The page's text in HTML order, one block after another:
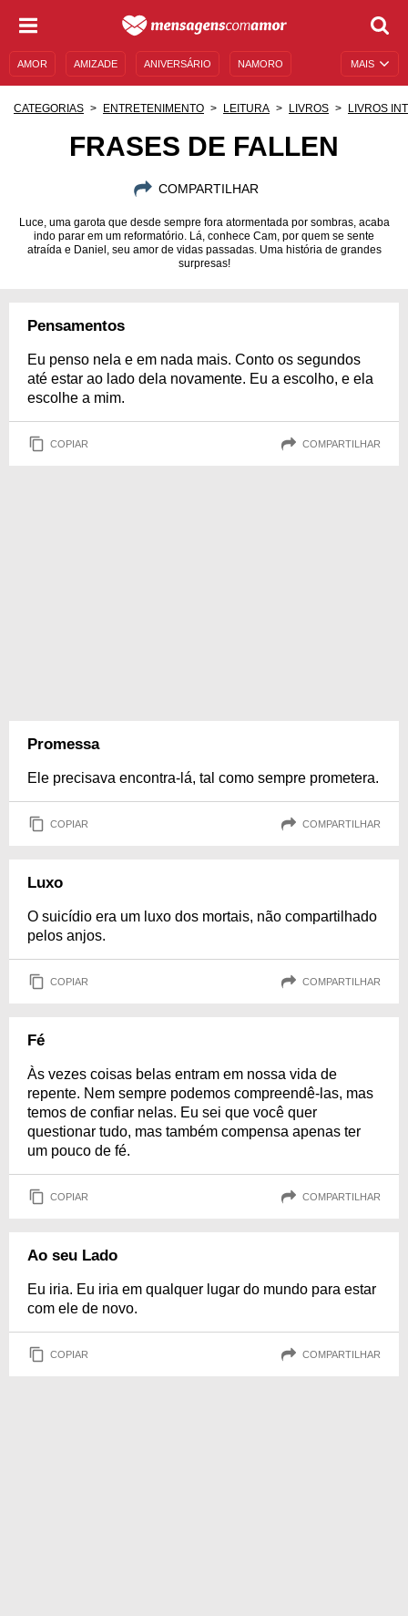
MAIS
AMOR AMIZADE ANIVERSÁRIO NAMORO
CATEGORIAS ENTRETENIMENTO LEITURA LIVROS LIVROS
FRASES DE FALLEN
COMPARTILHAR
Luce, uma garota que desde sempre fora atormentada por sombras, acaba
indo parar em um reformatório. Lá, conhece Cam, por quem se sente
atraída e Daniel, seu amor de vidas passadas. Uma história de grandes
surpresas!
Pensamentos
Eu penso nela e em nada mais. Conto os segundos
até estar ao lado dela novamente. Eu a escolho, e ela
escolhe a mim.
COPIAR COMPARTILHAR
Promessa
Ele precisava encontra-lá, tal como sempre prometera.
COPIAR COMPARTILHAR
Luxo
O suicídio era um luxo dos mortais, não compartilhado
pelos anjos.
COPIAR COMPARTILHAR
Fé
Às vezes coisas belas entram em nossa vida de
repente. Nem sempre podemos compreendê-las, mas
temos de confiar nelas. Eu sei que você quer
questionar tudo, mas também compensa apenas ter
um pouco de fé.
COPIAR COMPARTILHAR
Ao seu Lado
Eu iria. Eu iria em qualquer lugar do mundo para estar
com ele de novo.
COPIAR COMPARTILHAR